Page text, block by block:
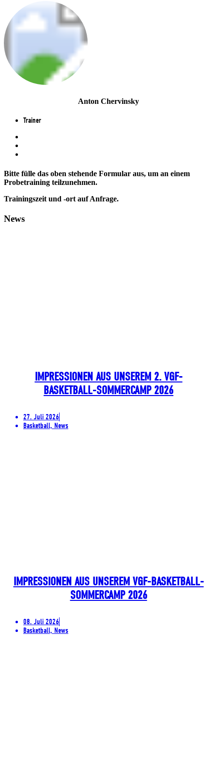
Anton Chervinsky
Trainer
Bitte fülle das oben stehende Formular aus, um an einem
Probetraining teilzunehmen.
Trainingszeit und -ort auf Anfrage.
News
IMPRESSIONEN AUS UNSEREM 2. VGF-
BASKETBALL-SOMMERCAMP 2026
27. Juli 2026
Basketball, News
IMPRESSIONEN AUS UNSEREM VGF-BASKETBALL-
SOMMERCAMP 2026
08. Juli 2026
Basketball, News